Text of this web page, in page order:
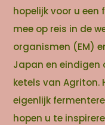
hopelijk voor u een
mee op reis in de
organismen (EM)
Japan en eindigen
ketels van Agriton.
eigenlijk
hopen u te